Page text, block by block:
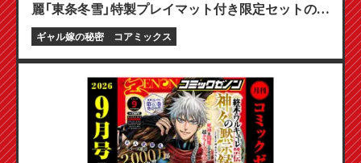
麗「東条冬雪」特製プレイマット付き限定セットの予
約受付開始！『ギャル嫁の秘密』最新第6巻が10月20
日発売予定！
ギャル嫁の秘密 コアミックス